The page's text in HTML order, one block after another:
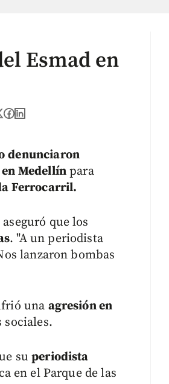
Esmad en
denunciaron
Medellín para
Ferrocarril.
que los
. "A un periodista
lanzaron bombas
una agresión en
sociales.
superiodista
en el Parque de las